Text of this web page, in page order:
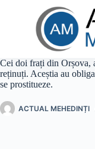
Cei doi frați din Orșova,
reținuți. Aceștia au
se prostitueze.
ACTUAL MEHEDINȚI